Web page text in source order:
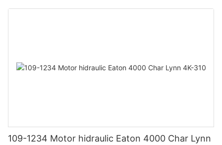
109-1234 Motor hidraulic Eaton 4000 Char Lynn